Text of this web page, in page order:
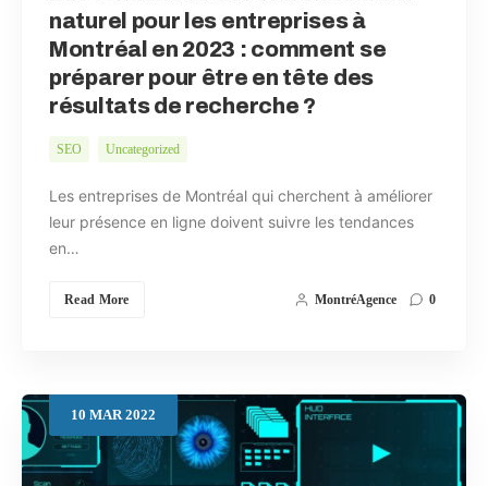
naturel pour les entreprises à
Montréal en 2023 : comment se
préparer pour être en tête des
résultats de recherche ?
SEO Uncategorized
Les entreprises de Montréal qui cherchent à améliorer
leur présence en ligne doivent suivre les tendances
en…
Read More MontréAgence 0
10 MAR 2022